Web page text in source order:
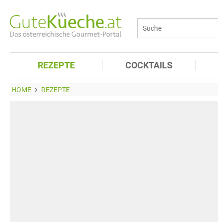
REZEPTE COCKTAILS
HOME REZEPTE